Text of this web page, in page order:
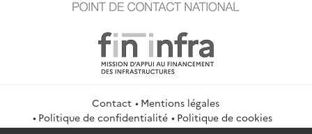
Contact
Mentions légales
Politique de confidentialité
Politique de cookies